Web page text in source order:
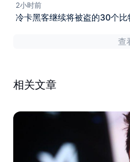
2小时前
冷卡黑客继续将被盗的30个
查
相关文章